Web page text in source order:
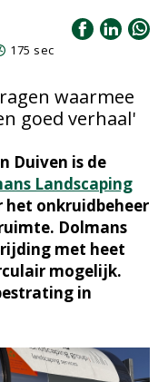
175 sec
waarmee
goed verhaal'
Duiven is de
Landscaping
onkruidbeheer
Dolmans
met heet
mogelijk.
in